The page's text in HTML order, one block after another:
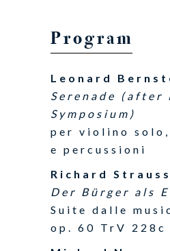
Program
Leonard
Serenade (after
Symposium)
per violino
e percussioni
Richard Strauss
Der Bürger als
Suite dalle
op. 60 TrV 228c